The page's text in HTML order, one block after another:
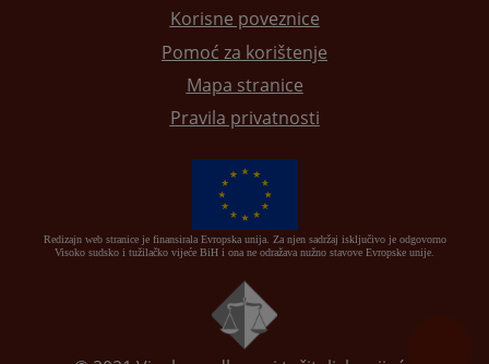
Korisne poveznice
Pomoć za korištenje
Mapa stranice
Pravila privatnosti
Redizajn web stranice je finansirala Evropska unija. Za njen sadržaj isključivo je odgovorno
Visoko sudsko i tužilačko vijeće BiH i ona ne odražava nužno stavove Evropske unije.